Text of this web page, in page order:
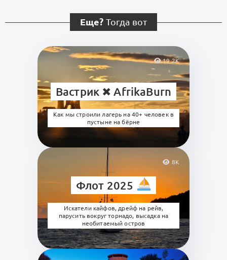
Еще? Тогда вот
19.2K
Вастрик ✖︎ AfrikaBurn
Как мы строили лагерь на 40+ человек в
пустыне на бёрне
8K
Флот 2025
Искатели кайфов, дрейф на рейв,
парусить вокруг торнадо, высадка на
необитаемый остров